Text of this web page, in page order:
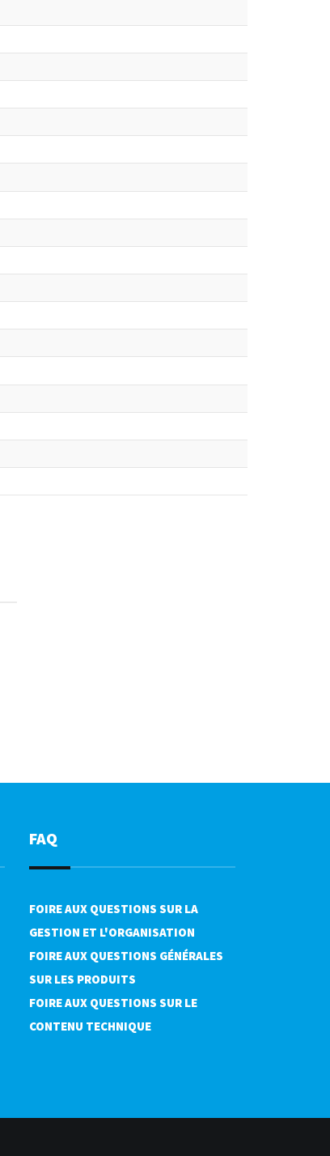
FAQ
FOIRE AUX QUESTIONS SUR LA
GESTION ET L'ORGANISATION
FOIRE AUX QUESTIONS GÉNÉRALES
SUR LES PRODUITS
FOIRE AUX QUESTIONS SUR LE
CONTENU TECHNIQUE